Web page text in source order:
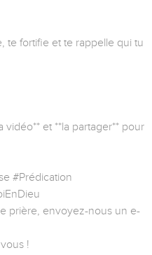
te fortifie et te rappelle qui tu
vidéo** et **la partager** pour
#Prédication
prière, envoyez-nous un e-
!